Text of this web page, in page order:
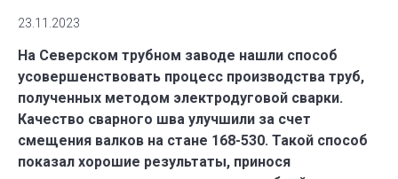
23.11.2023
На Северском трубном заводе нашли способ
усовершенствовать процесс производства труб,
полученных методом электродуговой сварки.
Качество сварного шва улучшили за счет
смещения валков на стане 168-530. Такой способ
показал хорошие результаты, принося